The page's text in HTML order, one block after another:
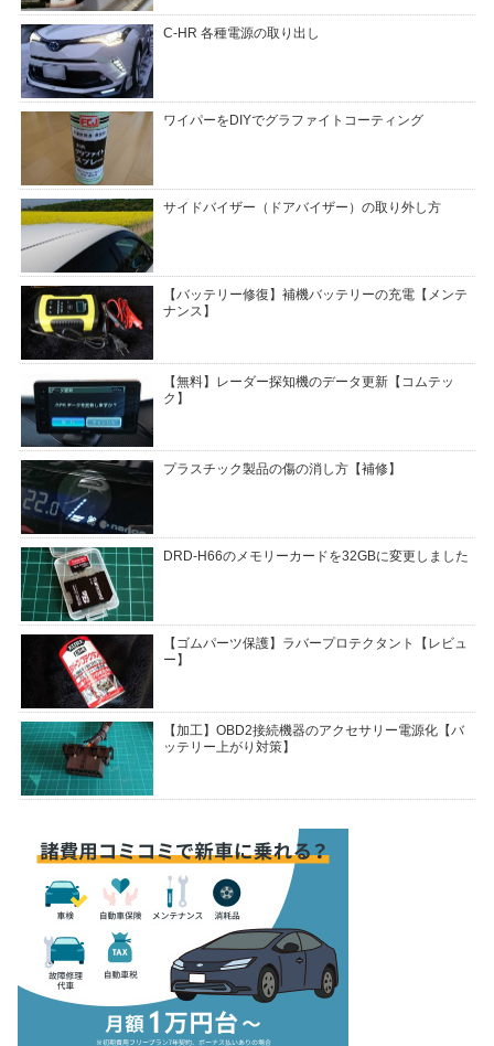
C-HR 各種電源の取り出し
ワイパーをDIYでグラファイトコーティング
サイドバイザー（ドアバイザー）の取り外し方
【バッテリー修復】補機バッテリーの充電【メンテ
ナンス】
【無料】レーダー探知機のデータ更新【コムテッ
ク】
プラスチック製品の傷の消し方【補修】
DRD-H66のメモリーカードを32GBに変更しました
【ゴムパーツ保護】ラバープロテクタント【レビュ
ー】
【加工】OBD2接続機器のアクセサリー電源化【バ
ッテリー上がり対策】